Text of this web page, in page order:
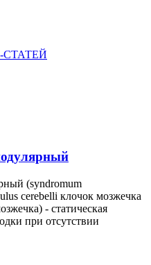
СТАТЕЙ
(syndromum
cerebelli клочок мозжечка
- статическая
при отсутствии